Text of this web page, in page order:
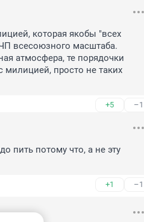
которая якобы "всех
всесоюзного масштаба.
атмосфера, те порядочки
просто не таких
+5 –1
пить потому что, а не эту
+1 –1